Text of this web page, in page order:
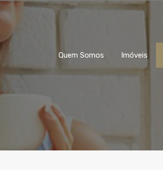
Quem Somos Imóveis